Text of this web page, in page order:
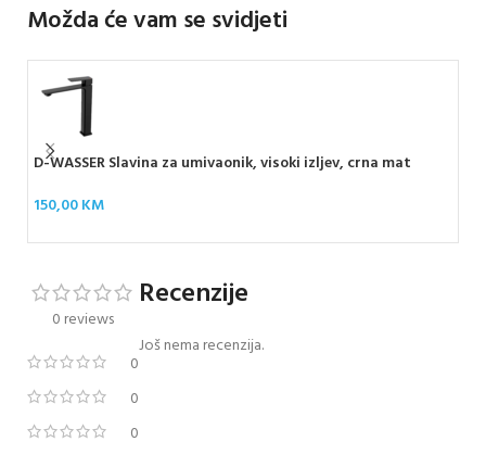
Možda će vam se svidjeti
D-WASSER Slavina za umivaonik, visoki izljev, crna mat
150,00KM
0 reviews
0
0
0
Recenzije
Još nema recenzija.